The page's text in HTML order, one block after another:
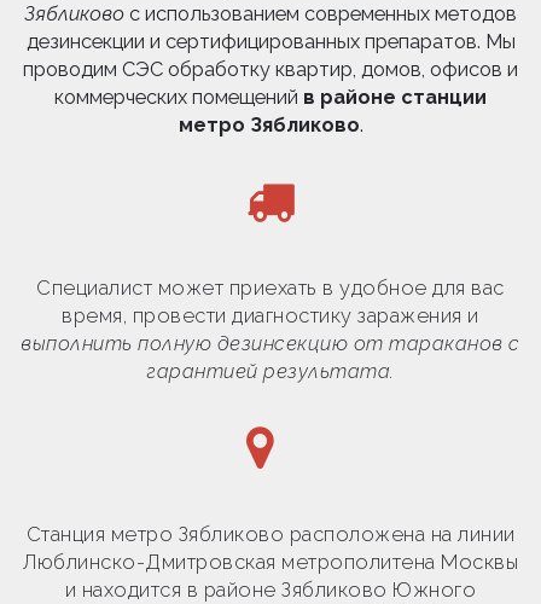
Зябликово с использованием современных методов
дезинсекции и сертифицированных препаратов. Мы
проводим СЭС обработку квартир, домов, офисов и
коммерческих помещений в районе станции
метро Зябликово.
Специалист может приехать в удобное для вас
время, провести диагностику заражения и
выполнить полную дезинсекцию от тараканов с
гарантией результата.
Станция метро Зябликово расположена на линии
Люблинско-Дмитровская метрополитена Москвы
и находится в районе Зябликово Южного